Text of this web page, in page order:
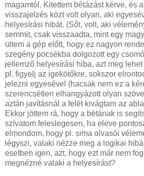
magamtól. Kitettem bétázást kérve, és
visszajelzés közt volt olyan, aki
helyesírási hibát. (Sőt, volt, aki
semmit, csak visszaadta, mint egy
ültem a gép előtt, hogy ez nagyon
szegény pocsékba dolgozott egy
jellemző helyesírási hiba, azt meg
pl. figyelj az igekötőkre, sokszor
jelezni egyesével (hacsak nem ez a
szerencsétlen elhangyázott olyan
aztán javításnál a felét kivágtam az
Ekkor jöttem rá, hogy a bétának is
szívatom feleslegesen, ha eleve
elmondom, hogy pl. sima olvasói
légyszi, valaki nézze meg a logikai
esetben igen, azt, hogy ezt már nem
megnézné valaki a helyesírást?